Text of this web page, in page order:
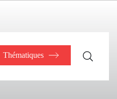
Thématiques